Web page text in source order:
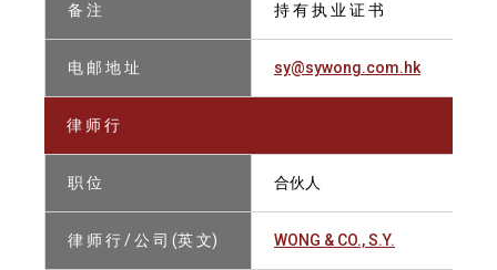
备 注 持 有 执 业 证 书
电 邮 地 址 sy@sywong.com.hk
律 师 行
职 位 合伙人
律 师 行 / 公 司 (英 文) WONG & CO., S.Y.